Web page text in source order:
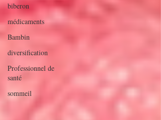
biberon
médicaments
Bambin
diversification
Professionnel de
santé
sommeil